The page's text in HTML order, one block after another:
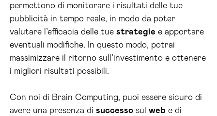
permettono di monitorare i risultati delle tue
pubblicità in tempo reale, in modo da poter
valutare l’efficacia delle tue strategie e apportare
eventuali modifiche. In questo modo, potrai
massimizzare il ritorno sull’investimento e ottenere
i migliori risultati possibili.
Con noi di Brain Computing, puoi essere sicuro di
avere una presenza di successo sul web e di